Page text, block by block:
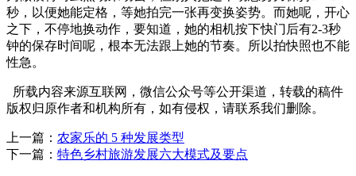
秒，以便她能定格，等她拍完一张再变换姿势。而她呢，开心
之下，不停地换动作，要知道，她的相机按下快门后有2-3秒
钟的保存时间呢，根本无法跟上她的节奏。所以拍快照也不能
性急。
所载内容来源互联网，微信公众号等公开渠道，转载的稿件
版权归原作者和机构所有，如有侵权，请联系我们删除。
上一篇： 农家乐的 5 种发展类型
下一篇： 特色乡村旅游发展六大模式及要点